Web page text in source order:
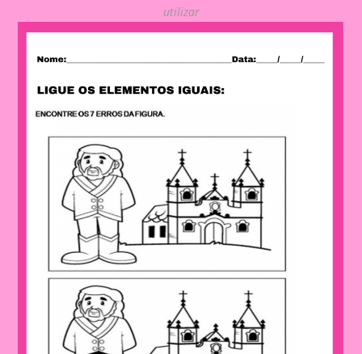
utilizar